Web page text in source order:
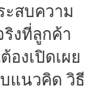
ะสบความ
งที่ลูกค้า
องเปิดเผย
แนวคิด วิธี